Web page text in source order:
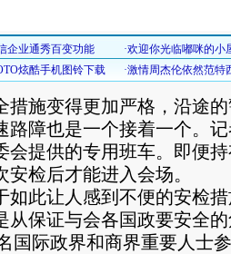
措施变得更加严格，沿途
路障也是一个接着一个。
会提供的专用班车。即便
安检后才能进入会场。
此让人感到不便的安检措
从保证与会各国政要安全
国际政界和商界重要人士